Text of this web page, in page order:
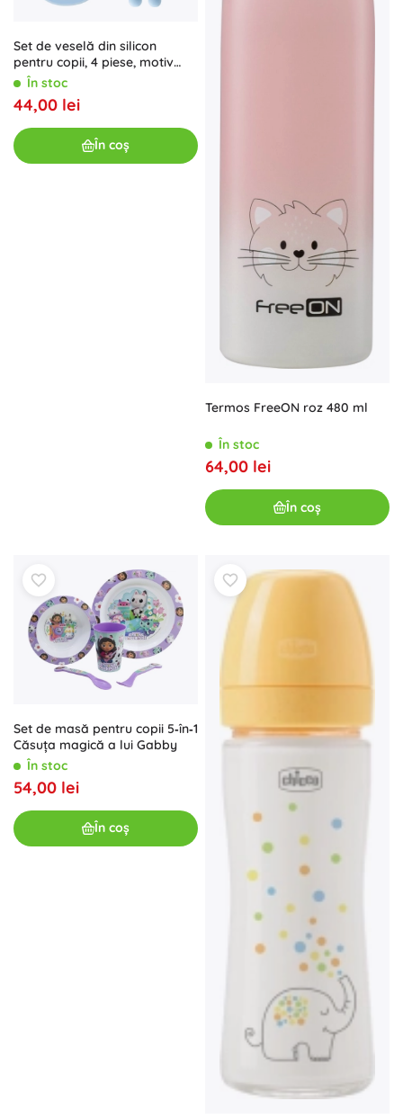
Set de veselă din silicon
pentru copii, 4 piese, motiv
ursuleț, albastru
În stoc
44,00 lei
În coș
Termos FreeON roz 480 ml
În stoc
64,00 lei
În coș
Set de masă pentru copii 5‑în‑1
Căsuța magică a lui Gabby
În stoc
54,00 lei
În coș